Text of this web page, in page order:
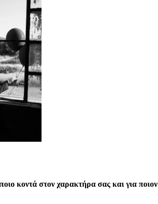
κοντά στον χαρακτήρα σας και για ποιον